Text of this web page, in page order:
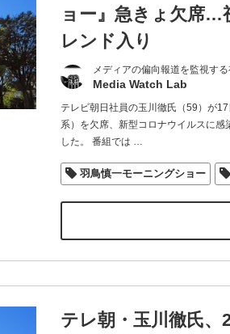
ョー』急きょ欠席…
レンド入り
メディアの偏向報道を監視す
Media Watch Lab
テレビ朝日社員の玉川徹氏（59）が
系）を欠席、新型コロナウイルスに
した。 番組では …
羽鳥慎一モーニングショー
テレ朝・玉川徹氏